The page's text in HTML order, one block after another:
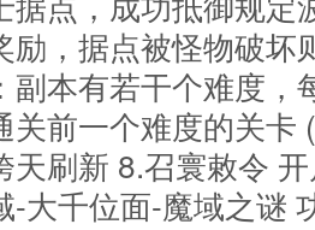
励，据点被怪物破
副本有若干个难度，
关前一个难度的关
天刷新 8.召寰敕令
-大千位面-魔域之谜